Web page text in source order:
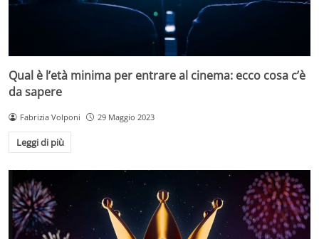
Qual è l’età minima per entrare al cinema: ecco cosa c’è
da sapere
Fabrizia Volponi 29 Maggio 2023
Leggi di più